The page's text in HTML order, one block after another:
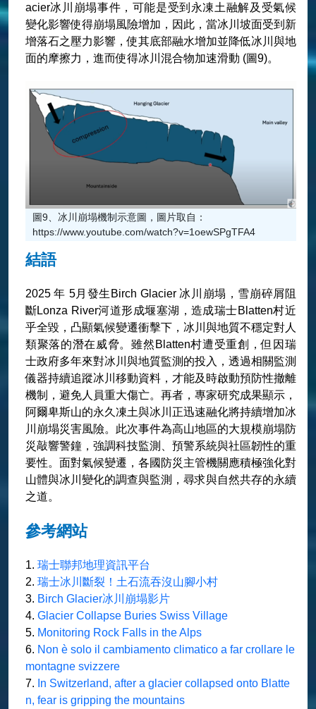
acier冰川崩塌事件，可能是受到永凍土融解及受氣候
變化影響使得崩塌風險增加，因此，當冰川坡面受到新
增落石之壓力影響，使其底部融水增加並降低冰川與地
面的摩擦力，進而使得冰川混合物加速滑動 (圖9)。
圖9、冰川崩塌機制示意圖，圖片取自：
https://www.youtube.com/watch?v=1oewSPgTFA4
結語
2025 年 5月發生Birch Glacier 冰川崩塌，雪崩碎屑阻
斷Lonza River河道形成堰塞湖，造成瑞士Blatten村近
乎全毀，凸顯氣候變遷衝擊下，冰川與地質不穩定對人
類聚落的潛在威脅。雖然Blatten村遭受重創，但因瑞
士政府多年來對冰川與地質監測的投入，透過相關監測
儀器持續追蹤冰川移動資料，才能及時啟動預防性撤離
機制，避免人員重大傷亡。再者，專家研究成果顯示，
阿爾卑斯山的永久凍土與冰川正迅速融化將持續增加冰
川崩塌災害風險。此次事件為高山地區的大規模崩塌防
災敲響警鐘，強調科技監測、預警系統與社區韌性的重
要性。面對氣候變遷，各國防災主管機關應積極強化對
山體與冰川變化的調查與監測，尋求與自然共存的永續
之道。
參考網站
1. 瑞士聯邦地理資訊平台
2. 瑞士冰川斷裂！土石流吞沒山腳小村
3. Birch Glacier冰川崩塌影片
4. Glacier Collapse Buries Swiss Village
5. Monitoring Rock Falls in the Alps
6. Non è solo il cambiamento climatico a far crollare le
montagne svizzere
7. In Switzerland, after a glacier collapsed onto Blatte
n, fear is gripping the mountains